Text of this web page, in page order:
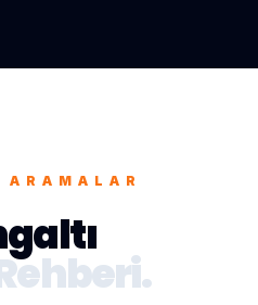
ARAMALAR